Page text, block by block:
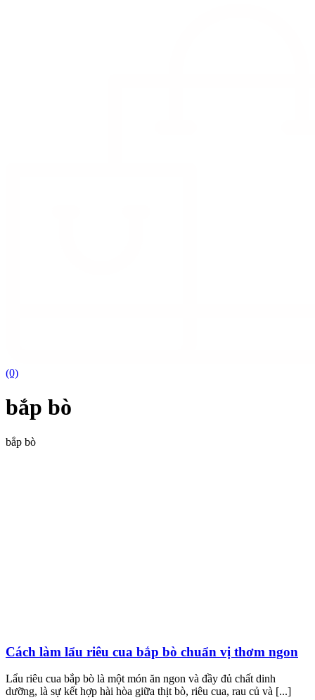
(0)
bắp bò
bắp bò
Cách làm lẩu riêu cua bắp bò chuẩn vị thơm ngon
Lẩu riêu cua bắp bò là một món ăn ngon và đầy đủ chất dinh
dưỡng, là sự kết hợp hài hòa giữa thịt bò, riêu cua, rau củ và [...]